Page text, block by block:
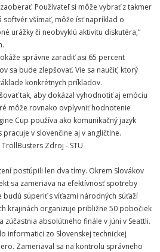
Používateľ si môže vybrať z takmer
všímať, môže ísť napríklad o
urážky či neobvyklú aktivitu diskutéra,“
správne zaradiť asi 65 percent
sa bude zlepšovať. Vie sa naučiť, ktorý
konkrétnych príkladov.
tak, aby dokázal vyhodnotiť aj emóciu
môže rovnako ovplyvniť hodnotenie
Cup používa ako komunikačný jazyk
v slovenčine aj v angličtine.
Zdroj - STU
postúpili len dva tímy. Okrem Slovákov
sa zameriava na efektívnosť spotreby
budú súperiť s víťazmi národných súťaží
krajinách organizuje približne 50 pobočiek
zúčastnia absolútneho finále v júni v Seattli.
informatici zo Slovenskej technickej
Zameriaval sa na kontrolu správneho